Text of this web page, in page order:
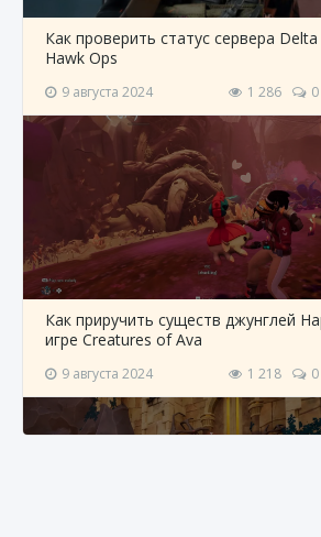
Как проверить статус сервера
Hawk Ops
9 августа 2024 1 286 0
Как приручить существ джунглей
игре Creatures of Ava
9 августа 2024 1 218 0